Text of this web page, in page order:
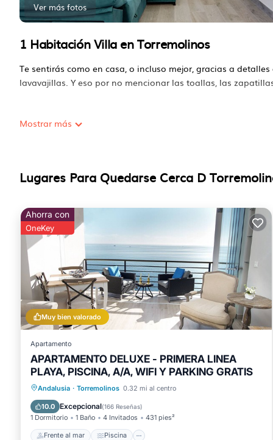
Ver más fotos
1 Habitación Villa en Torremolinos
Te sentirás como en casa, o incluso mejor, gracias a
lavavajillas. Y eso por no mencionar las toallas, las
Mostrar más
Lugares Para Quedarse Cerca D
Muy bien valorado
Ahorra con
OneKey
Apartamento
APARTAMENTO DELUXE - PRIMERA LINEA
PLAYA, PISCINA, A/A, WIFI Y PARKING GRATIS
Andalusia · Torremolinos 0.32 mi al centro
10.0 Excepcional(166 Reseñas)
1 Dormitorio 1 Baño 4 Invitados 431 pies²
Frente al mar Piscina
Frente al mar Piscina
Balcón/Terraza